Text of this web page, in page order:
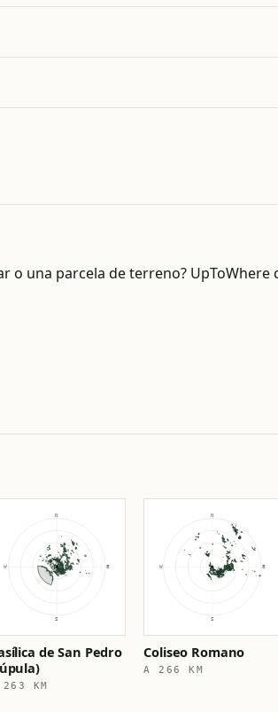
o una parcela de terreno? UpToWhere
de San Pedro
KM
Coliseo Romano
A 266 KM